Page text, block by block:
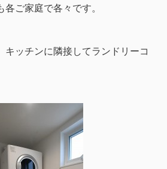
ご家庭で各々です。
キッチンに隣接してランドリーコ